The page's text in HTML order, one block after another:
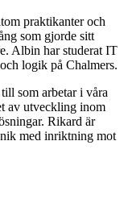
praktikanter och
som gjorde sitt
Albin har studerat IT
logik på Chalmers.
som arbetar i våra
av utveckling inom
Rikard är
med inriktning mot